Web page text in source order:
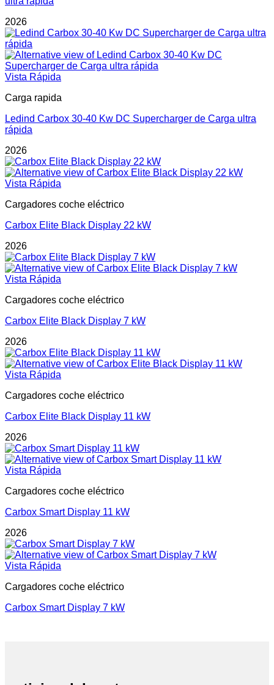
2026
Vista Rápida
Carga rapida
Ledind Carbox 30-40 Kw DC Supercharger de Carga ultra
rápida
2026
Vista Rápida
Cargadores coche eléctrico
Carbox Elite Black Display 22 kW
2026
Vista Rápida
Cargadores coche eléctrico
Carbox Elite Black Display 7 kW
2026
Vista Rápida
Cargadores coche eléctrico
Carbox Elite Black Display 11 kW
2026
Vista Rápida
Cargadores coche eléctrico
Carbox Smart Display 11 kW
2026
Vista Rápida
Cargadores coche eléctrico
Carbox Smart Display 7 kW